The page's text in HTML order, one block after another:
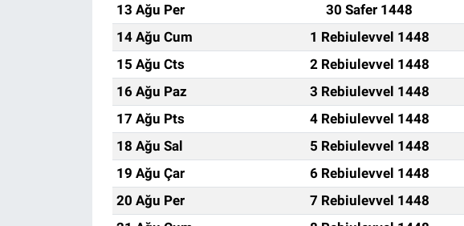
13 Ağu Per
30 Safer 1448
14 Ağu Cum
1 Rebiulevvel 1448
15 Ağu Cts
2 Rebiulevvel 1448
16 Ağu Paz
3 Rebiulevvel 1448
17 Ağu Pts
4 Rebiulevvel 1448
18 Ağu Sal
5 Rebiulevvel 1448
19 Ağu Çar
6 Rebiulevvel 1448
20 Ağu Per
7 Rebiulevvel 1448